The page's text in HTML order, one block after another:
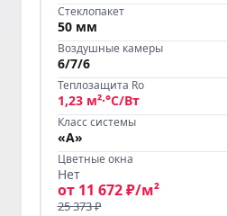
Стеклопакет
50 мм
Воздушные камеры
6/7/6
Теплозащита Ro
1,23 м²·°С/Вт
Класс системы
«А»
Цветные окна
Нет
от 11 672 ₽/м²
25 373 ₽